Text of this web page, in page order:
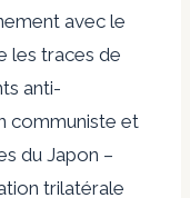
avec le
les traces de
anti-
communiste et
du Japon –
trilatérale